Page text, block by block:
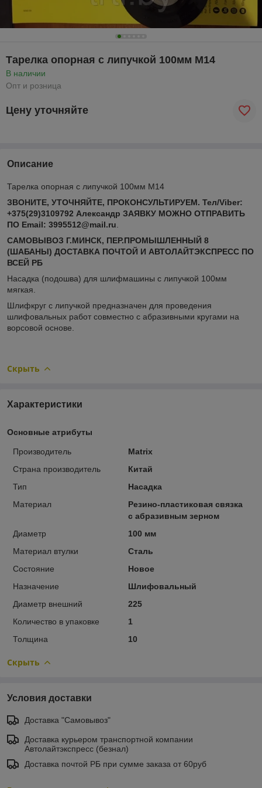
Тарелка опорная с липучкой 100мм М14
В наличии
Опт и розница
Цену уточняйте
Описание
Тарелка опорная с липучкой 100мм М14
ЗВОНИТЕ, УТОЧНЯЙТЕ, ПРОКОНСУЛЬТИРУЕМ. Тел/Viber:
+375(29)3109792 Александр ЗАЯВКУ МОЖНО ОТПРАВИТЬ
ПО Email: 3995512@mail.ru
САМОВЫВОЗ Г.МИНСК, ПЕР.ПРОМЫШЛЕННЫЙ 8
(ШАБАНЫ) ДОСТАВКА ПОЧТОЙ И АВТОЛАЙТЭКСПРЕСС ПО
ВСЕЙ РБ
Насадка (подошва) для шлифмашины с липучкой 100мм
мягкая.
Шлифкруг с липучкой предназначен для проведения
шлифовальных работ совместно с абразивными кругами на
ворсовой основе.
Скрыть
Характеристики
Основные атрибуты
Производитель
Matrix
Страна производитель
Китай
Тип
Насадка
Материал
Резино-пластиковая связка
с абразивным зерном
Диаметр
100 мм
Материал втулки
Сталь
Состояние
Новое
Назначение
Шлифовальный
Диаметр внешний
225
Количество в упаковке
1
Толщина
10
Скрыть
Условия доставки
Доставка "Самовывоз"
Доставка курьером транспортной компании
Автолайтэкспресс (безнал)
Доставка почтой РБ при сумме заказа от 60руб